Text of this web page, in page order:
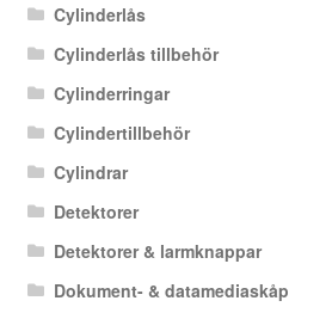
Cylinderlås
Cylinderlås tillbehör
Cylinderringar
Cylindertillbehör
Cylindrar
Detektorer
Detektorer & larmknappar
Dokument- & datamediaskåp